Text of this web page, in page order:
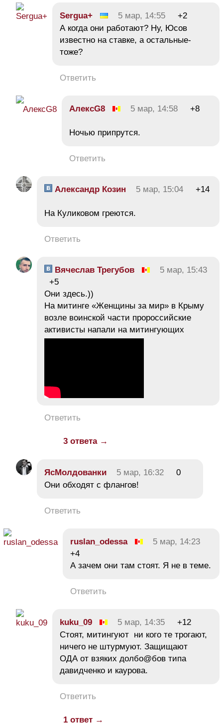
Sergua+ 5 мар, 14:55
+2
А когда они работают? Ну, Юсов
известно на ставке, а остальные-
тоже?
Ответить
АлексG8 5 мар, 14:58 +8
Ночью припрутся.
Ответить
Александр Козин 5 мар, 15:04 +14
На Куликовом греются.
Ответить
Вячеслав Трегубов
5 мар, 15:43
+5
Они здесь.))
На митинге «Женщины за мир» в Крыму
возле воинской части пророссийские
активисты напали на митингующих
Ответить
3 ответа →
ЯсМолдованки 5 мар, 16:32
0
Они обходят с флангов!
Ответить
ruslan_odessa
5 мар, 14:23
+4
А зачем они там стоят. Я не в теме.
Ответить
kuku_09 5 мар, 14:35
+12
Стоят, митингуют ни кого те трогают,
ничего не штурмуют. Защищают
ОДА от взяких долбо@бов типа
давидченко и каурова.
Ответить
1 ответ →